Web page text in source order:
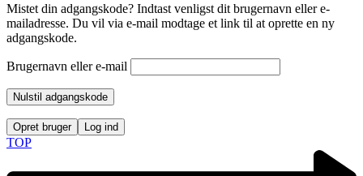
Mistet din adgangskode? Indtast venligst dit brugernavn eller e-
mailadresse. Du vil via e-mail modtage et link til at oprette en ny
adgangskode.
Brugernavn eller e-mail
Nulstil adgangskode
Opret bruger Log ind
TOP